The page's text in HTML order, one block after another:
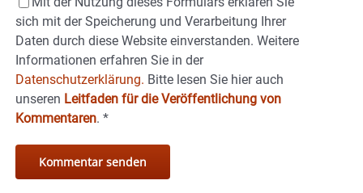
sich mit der Speicherung und Verarbeitung Ihrer
Daten durch diese Website einverstanden. Weitere
Informationen erfahren Sie in der
Datenschutzerklärung. Bitte lesen Sie hier auch
unseren Leitfaden für die Veröffentlichung von
Kommentaren. *